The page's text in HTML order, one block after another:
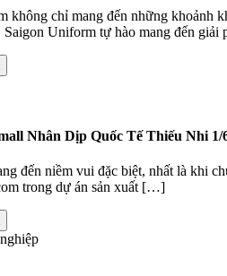
không chỉ mang đến những khoảnh
Uniform tự hào mang đến giải
Nhân Dịp Quốc Tế Thiếu Nhi 1/
đến niềm vui đặc biệt, nhất là khi
trong dự án sản xuất […]